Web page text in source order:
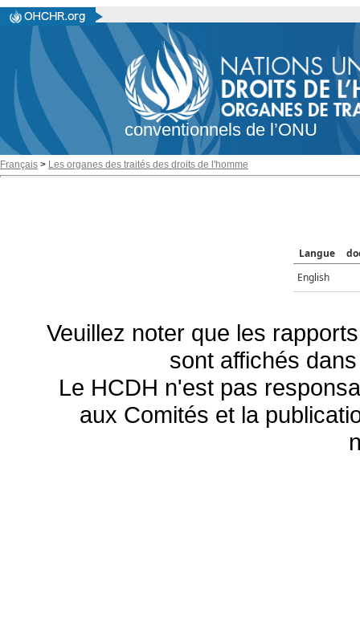
conventionnels de l’ONU
Français > Les organes des traités des droits de l'homme
Langue
English
Veuillez noter que les
sont affichés
Le HCDH n'est pas
aux Comités et la